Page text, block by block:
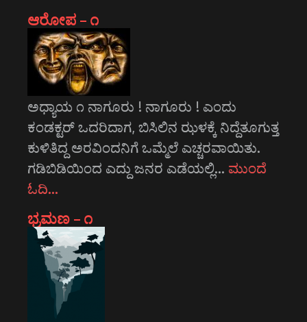
ಆರೋಪ – ೧
ಅಧ್ಯಾಯ ೧ ನಾಗೂರು ! ನಾಗೂರು ! ಎಂದು
ಕಂಡಕ್ಟರ್ ಒದರಿದಾಗ, ಬಿಸಿಲಿನ ಝಳಕ್ಕೆ ನಿದ್ದೆತೂಗುತ್ತ
ಕುಳಿತಿದ್ದ ಅರವಿಂದನಿಗೆ ಒಮ್ಮೆಲೆ ಎಚ್ಚರವಾಯಿತು.
ಗಡಿಬಿಡಿಯಿಂದ ಎದ್ದು ಜನರ ಎಡೆಯಲ್ಲಿ… ಮುಂದೆ
ಓದಿ…
ಭ್ರಮಣ – ೧